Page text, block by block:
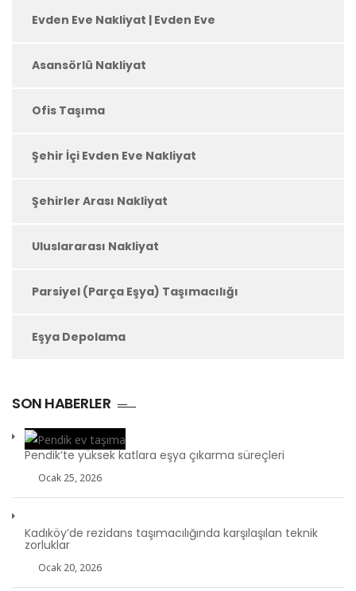
Evden Eve Nakliyat | Evden Eve
Asansörlü Nakliyat
Ofis Taşıma
Şehir İçi Evden Eve Nakliyat
Şehirler Arası Nakliyat
Uluslararası Nakliyat
Parsiyel (Parça Eşya) Taşımacılığı
Eşya Depolama
SON HABERLER
Pendik’te yüksek katlara eşya çıkarma süreçleri
Ocak 25, 2026
Kadıköy’de rezidans taşımacılığında karşılaşılan teknik
zorluklar
Ocak 20, 2026